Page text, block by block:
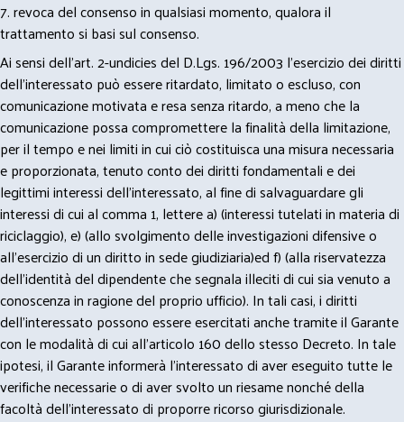
7. revoca del consenso in qualsiasi momento, qualora il
trattamento si basi sul consenso.
Ai sensi dell’art. 2-undicies del D.Lgs. 196/2003 l’esercizio dei diritti
dell’interessato può essere ritardato, limitato o escluso, con
comunicazione motivata e resa senza ritardo, a meno che la
comunicazione possa compromettere la finalità della limitazione,
per il tempo e nei limiti in cui ciò costituisca una misura necessaria
e proporzionata, tenuto conto dei diritti fondamentali e dei
legittimi interessi dell’interessato, al fine di salvaguardare gli
interessi di cui al comma 1, lettere a) (interessi tutelati in materia di
riciclaggio), e) (allo svolgimento delle investigazioni difensive o
all’esercizio di un diritto in sede giudiziaria)ed f) (alla riservatezza
dell’identità del dipendente che segnala illeciti di cui sia venuto a
conoscenza in ragione del proprio ufficio). In tali casi, i diritti
dell’interessato possono essere esercitati anche tramite il Garante
con le modalità di cui all’articolo 160 dello stesso Decreto. In tale
ipotesi, il Garante informerà l’interessato di aver eseguito tutte le
verifiche necessarie o di aver svolto un riesame nonché della
facoltà dell’interessato di proporre ricorso giurisdizionale.